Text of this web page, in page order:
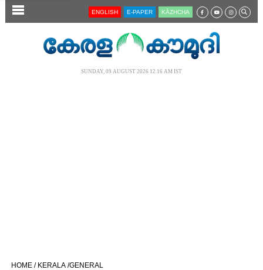
SECTIONS ENGLISH E-PAPER KĀZHCHA
SUNDAY, 09 AUGUST 2026 12.16 AM IST
HOME / KERALA /GENERAL